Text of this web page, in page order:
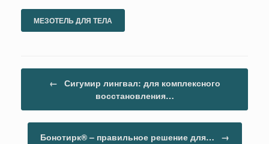
МЕЗОТЕЛЬ ДЛЯ ТЕЛА
← Сигумир лингвал: для комплексного
восстановления…
Бонотирк® – правильное решение для… →